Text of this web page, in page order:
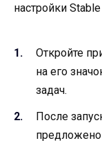
настройки
Откройте
на его
задач.
После
предложено